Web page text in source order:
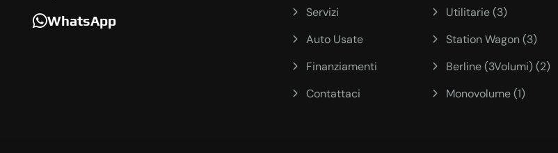
WhatsApp
Servizi
Auto Usate
Finanziamenti
Contattaci
Utilitarie (3)
Station Wagon (3)
Berline (3Volumi) (2)
Monovolume (1)